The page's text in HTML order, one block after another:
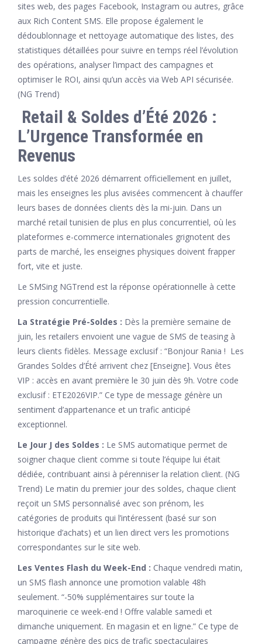
sites web, des pages Facebook, Instagram ou autres, grâce
aux Rich Content SMS. Elle propose également le
dédoublonnage et nettoyage automatique des listes, des
statistiques détaillées pour suivre en temps réel l’évolution
des opérations, analyser l’impact des campagnes et
optimiser le ROI, ainsi qu’un accès via Web API sécurisée.
(NG Trend)
Retail & Soldes d’Été 2026 :
L’Urgence Transformée en
Revenus
Les soldes d’été 2026 démarrent officiellement en juillet,
mais les enseignes les plus avisées commencent à chauffer
leurs bases de données clients dès la mi-juin. Dans un
marché retail tunisien de plus en plus concurrentiel, où les
plateformes e-commerce internationales grignotent des
parts de marché, les enseignes physiques doivent frapper
fort, vite et juste.
Le SMSing NGTrend est la réponse opérationnelle à cette
pression concurrentielle.
La Stratégie Pré-Soldes : Dès la première semaine de
juin, les retailers envoient une vague de SMS de teasing à
leurs clients fidèles. Message exclusif : “Bonjour Rania ! Les
Grandes Soldes d’Été arrivent chez [Enseigne]. Vous êtes
VIP : accès en avant première le 30 juin dès 9h. Votre code
exclusif : ETE2026VIP.” Ce type de message génère un
sentiment d’appartenance et un trafic anticipé
exceptionnel.
Le Jour J des Soldes : Le SMS automatique permet de
soigner chaque client comme si toute l’équipe lui était
dédiée, contribuant ainsi à pérenniser la relation client. (NG
Trend) Le matin du premier jour des soldes, chaque client
reçoit un SMS personnalisé avec son prénom, les
catégories de produits qui l’intéressent (basé sur son
historique d’achats) et un lien direct vers les promotions
correspondantes sur le site web.
Les Ventes Flash du Week-End : Chaque vendredi matin,
un SMS flash annonce une promotion valable 48h
seulement. “-50% supplémentaires sur toute la
maroquinerie ce week-end ! Offre valable samedi et
dimanche uniquement. En magasin et en ligne.” Ce type de
campagne génère des pics de trafic spectaculaires